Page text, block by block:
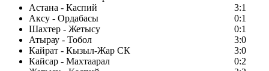
Астана - Каспий
3:1
Аксу - Ордабасы
0:1
Шахтер - Жетысу
0:1
Атырау - Тобол
3:0
Кайрат - Кызыл-Жар СК
3:0
Кайсар - Махтаарал
0:2